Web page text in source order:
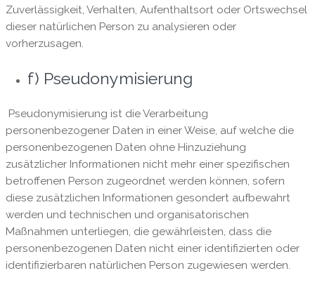
Zuverlässigkeit, Verhalten, Aufenthaltsort oder Ortswechsel
dieser natürlichen Person zu analysieren oder
vorherzusagen.
f) Pseudonymisierung
Pseudonymisierung ist die Verarbeitung
personenbezogener Daten in einer Weise, auf welche die
personenbezogenen Daten ohne Hinzuziehung
zusätzlicher Informationen nicht mehr einer spezifischen
betroffenen Person zugeordnet werden können, sofern
diese zusätzlichen Informationen gesondert aufbewahrt
werden und technischen und organisatorischen
Maßnahmen unterliegen, die gewährleisten, dass die
personenbezogenen Daten nicht einer identifizierten oder
identifizierbaren natürlichen Person zugewiesen werden.